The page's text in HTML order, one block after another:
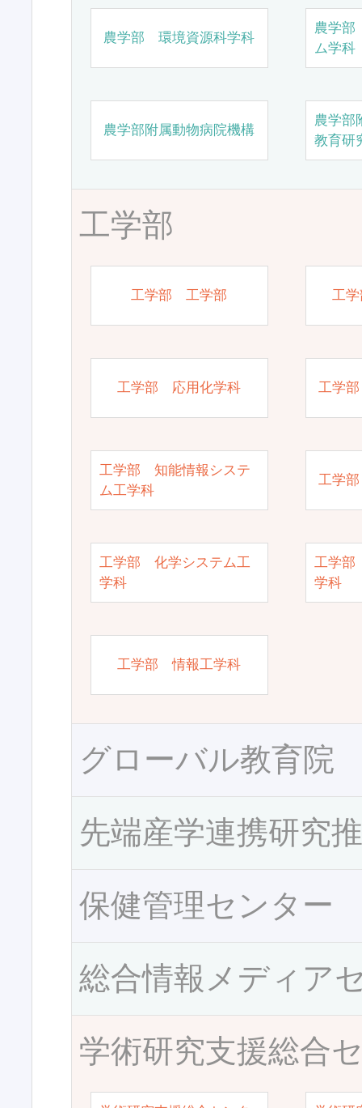
農学部 環境資源科学科
農学
ム学科
農学部附属動物病院機構
農学部
教育研
工学部
工学部 工学部 工
工学部 応用化学科 工学
工学部 知能情報システ
ム工学科
工学
工学部 化学システム工
学科
工学部
学科
工学部 情報工学科
グローバル教育院
先端産学連携研究
保健管理センター
総合情報メディア
学術研究支援総合